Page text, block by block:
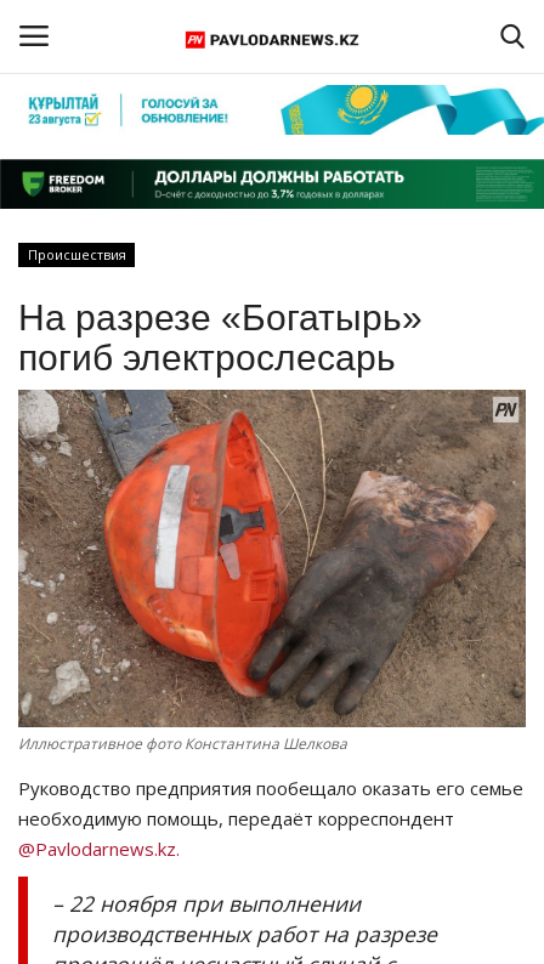
Регистрация
Главная
ПАВЛОДАРСКАЯ ОБЛАСТЬ
КАЗАХСТАН
МИР
СПЕЦПРОЕКТЫ
СПОРТ
Чек-лист
РАЗВЛЕЧЕНИЯ
Курултай
Қазақша Русский
Происшествия
На разрезе «Богатырь»
погиб электрослесарь
Иллюстративное фото Константина Шелкова
Руководство предприятия пообещало оказать его семье
необходимую помощь, передаёт корреспондент
@Pavlodarnews.kz.
– 22 ноября при выполнении
производственных работ на разрезе